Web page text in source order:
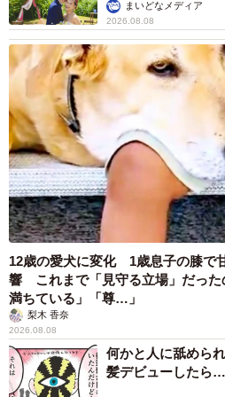
まいどなメディア
2026.08.08
12歳の愛犬に変化 1歳息子の膝で
響 これまで「見守る立場」だっ
満ちている」「尊…」
梨木 香奈
2026.08.08
何かと人に舐めら
髪デビューしたら…